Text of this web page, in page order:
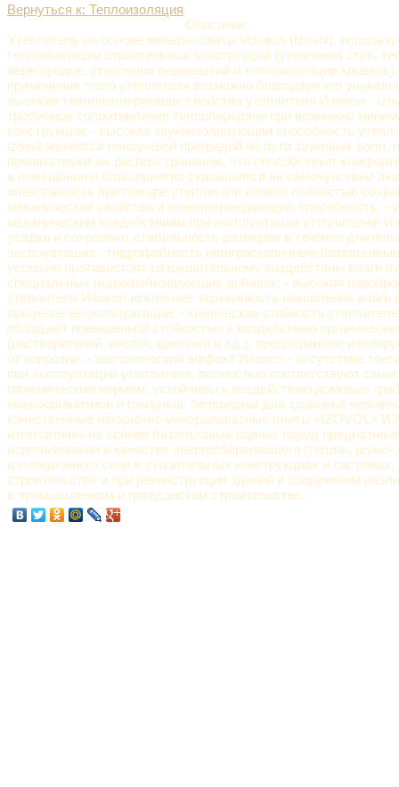
Вернуться к: Теплоизоляция
Описание
Утеплитель на основе минераловаты Изовол (Izovol),
теплоизоляции строительных конструкций (утепления стен,
перегородок, утепления перекрытий и теплоизоляции
применение этого утеплителя возможно благодаря его
высокие теплоизолирующие свойства утеплителя Изовол -
требуемое сопротивление теплопередаче при возможно
конструкции; - высокая звукоизолирующая способность
izovol являются наилучшей преградой на пути звуковых волн,
препятствуют их распространению, что способствует
в помещении и благоприятно сказывается на самочувствии
огнестойкость при пожаре утеплители изовол полностью
механические свойства и огнепреграждающую способность; -
механическим воздействиям при эксплуатации утеплителей
усадки и сохраняют стабильность размеров в течение
эксплуатации; - гидрофобность негигроскопичные
успешно противостоят разрушительному воздействию влаги
специальных гидрофобизирующих добавок; - высокая
утеплителя Изовол исключает возможность накопления влаги
процессе ее эксплуатации; - химическая стойкость
обладают повышенной стойкостью к воздействию
(растворителей, кислот, щелочей и т.д.), предохраняют
от коррозии; - экологический эффект Изовол - отсутствие
при эксплуатации утеплителя, полностью соответствуют
гигиеническим нормам, устойчивы к воздействию домовых
микроорганизмов и грызунов, безвредны для здоровья
качественные негорючие минераловатные плиты «IZOVOL»
изготовлены на основе базальтовых горных пород
использования в качестве энергосберегающего (тепло-, шумо-
изоляционного слоя в строительных конструкциях и
строительстве и при реконструкции зданий и сооружений
в промышленном и гражданском строительстве.